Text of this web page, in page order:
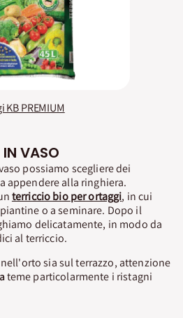
PREMIUM
VASO
possiamo scegliere dei
appendere alla ringhiera.
terriccio bio per ortaggi, in cui
o a seminare. Dopo il
delicatamente, in modo da
al terriccio.
sia sul terrazzo, attenzione
teme particolarmente i ristagni